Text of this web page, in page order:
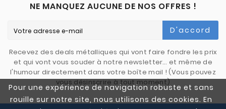
Pour une expérience de navigation robuste et sans
rouille sur notre site, nous utilisons des cookies. En
NE MANQUEZ AUCUNE DE NOS OFFRES !
D'accord
Recevez des deals métalliques qui vont faire fondre les prix
et qui vont vous souder à notre newsletter… et même de
l'humour directement dans votre boîte mail ! (Vous pouvez
vous désinscrire à tout moment)